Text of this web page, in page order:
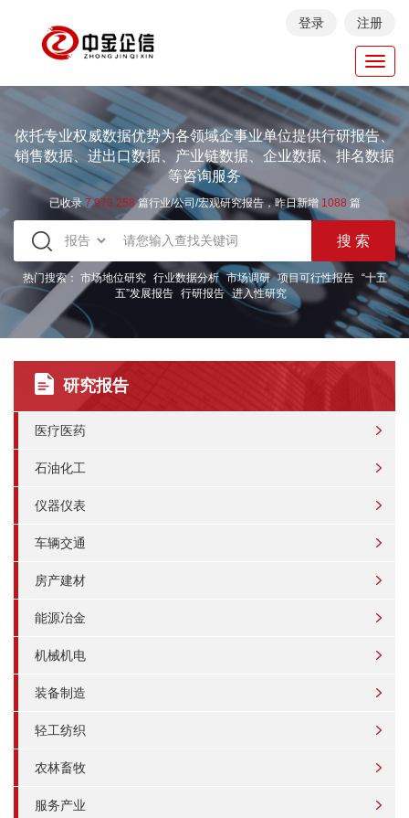
登录 注册
依托专业权威数据优势为各领域企事业单位提供行研报告、
销售数据、进出口数据、产业链数据、企业数据、排名数据
等咨询服务
已收录7.973.258篇行业/公司/宏观研究报告，昨日新增 1088 篇
热门搜索： 市场地位研究 行业数据分析 市场调研 项目可行性报告
“十五
五”发展报告 行研报告 进入性研究
研究报告
医疗医药
石油化工
仪器仪表
车辆交通
房产建材
能源冶金
机械机电
装备制造
轻工纺织
农林畜牧
服务产业